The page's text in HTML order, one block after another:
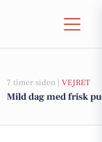
7 timer siden | VEJRET
Mild dag med frisk